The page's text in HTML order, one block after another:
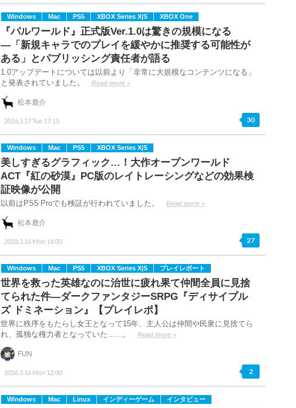
Windows Mac PS5 XBOX Series X|S XBOX One
『パルワールド』正式版Ver.1.0は驚きの規模になる
―「新規キャラでのプレイを緩やかに推奨する可能性が
ある」とパブリッシング責任者が語る
1.0アップデートについては以前より「非常に大規模なコンテンツになる」
と発表されていました。
Read more »
2026.3.17 Tue 17:15
松本鹿介
30
Windows Mac PS5 XBOX Series X|S
美しすぎるグラフィック…！大作オープンワールド
ACT『紅の砂漠』PC版のレイトレーシングなどの効果検
証映像が公開
以前はPS5 Proでも検証が行われていました。 Read more »
2026.3.16 Mon 14:00
松本鹿介
27
Windows Mac PS5 XBOX Series X|S プレイレポート
世界を救った英雄なのに治世に疲れ果て仲間全員に見捨
てられた件―ダークファンタジーSRPG『ディサイプル
ズ ドミネーション』【プレイレポ】
世界に秩序をもたらし女王となって15年、主人公は仲間や民衆に見捨てら
れ、孤独な権力者となっていた……。
Read more »
2026.3.16 Mon 12:00
FUN
2
Windows Mac Linux インディーゲーム インタビュー